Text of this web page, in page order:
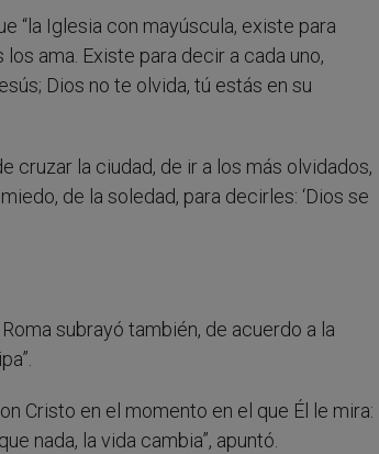
“la Iglesia con mayúscula, existe para
ama. Existe para decir a cada uno,
Dios no te olvida, tú estás en su
cruzar la ciudad, de ir a los más olvidados,
de la soledad, para decirles: ‘Dios se
subrayó también, de acuerdo a la
Cristo en el momento en el que Él le mira:
nada, la vida cambia”, apuntó.